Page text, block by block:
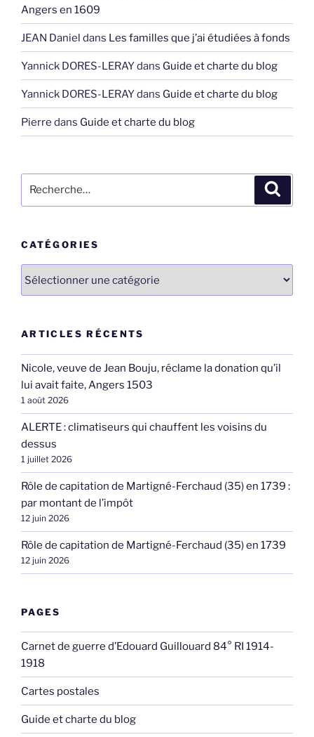
Angers en 1609
JEAN Daniel dans Les familles que j’ai étudiées à fonds
Yannick DORES-LERAYdans Guide et charte du blog
Yannick DORES-LERAYdans Guide et charte du blog
Pierre dans Guide et charte du blog
pour
CATÉGORIES
ARTICLES RÉCENTS
Nicole, veuve de Jean Bouju, réclame la donation qu’il
lui avait faite, Angers 1503
1 août 2026
ALERTE : climatiseurs qui chauffent les voisins du
dessus
1 juillet 2026
Rôle de capitation de Martigné-Ferchaud (35) en 1739 :
par montant de l’impôt
12 juin 2026
Rôle de capitation de Martigné-Ferchaud (35) en 1739
12 juin 2026
PAGES
Carnet de guerre d’Edouard Guillouard 84° RI 1914-
1918
Cartes postales
Guide et charte du blog